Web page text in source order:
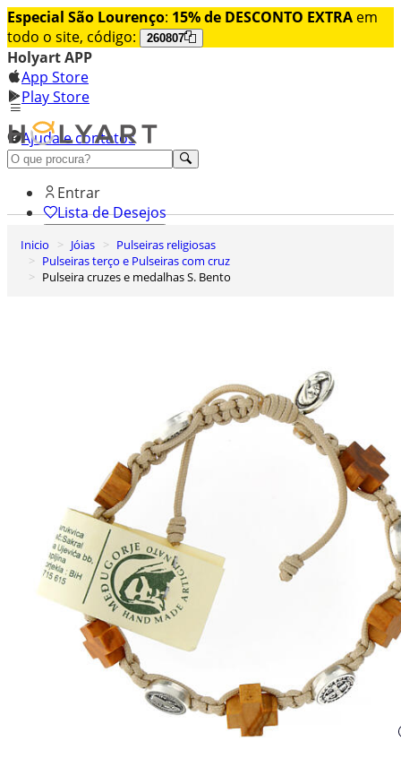
Especial São Lourenço: 15% de DESCONTO EXTRA em
todo o site, código:
260807
Holyart APP
App Store
Play Store
Ajuda e contatos
Conheça premium
Entrar
Lista de Desejos
0
Carrinho de Compras
Inicio Jóias
Pulseiras religiosas
Pulseiras terço e Pulseiras com cruz
Pulseira cruzes e medalhas S. Bento